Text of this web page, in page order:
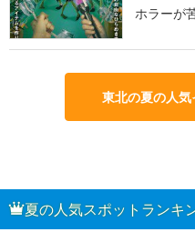
ホラーが
東北の夏の人
夏の人気スポットランキ